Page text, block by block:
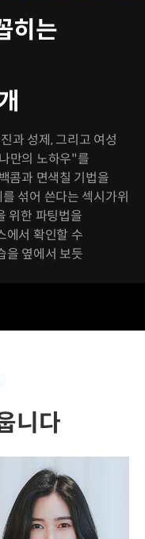
히는
과 성제, 그리고 여성
만의 노하우"를
콤과 면색칠 기법을
섞어 쓴다는 섹시가위
위한 파팅법을
에서 확인할 수
을 옆에서 보듯
니다